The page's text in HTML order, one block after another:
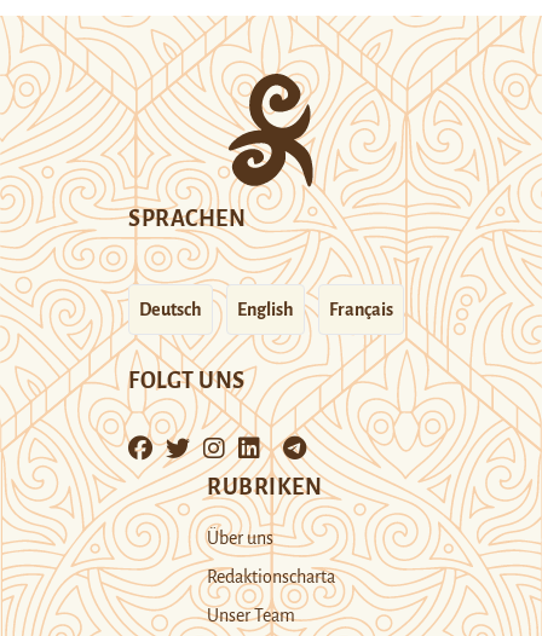
SPRACHEN
Deutsch English Français
FOLGT UNS
RUBRIKEN
Über uns
Redaktionscharta
Unser Team